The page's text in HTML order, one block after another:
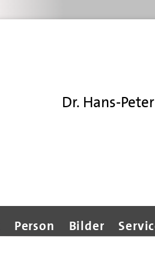
Dr. Hans-
Person Bilder